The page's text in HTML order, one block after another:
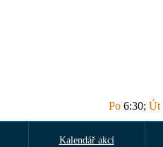
Po 6:30; Út
Kalendář akcí